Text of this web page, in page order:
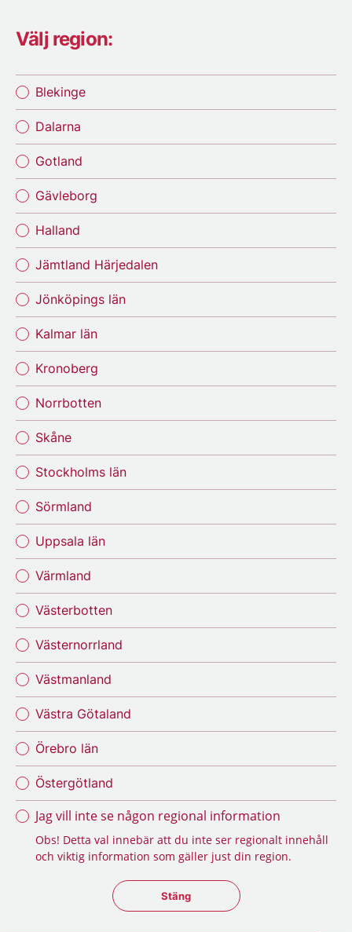
Välj region:
Blekinge
Dalarna
Gotland
Gävleborg
Halland
Jämtland Härjedalen
Jönköpings län
Kalmar län
Kronoberg
Norrbotten
Skåne
Stockholms län
Sörmland
Uppsala län
Värmland
Västerbotten
Västernorrland
Västmanland
Västra Götaland
Örebro län
Östergötland
Jag vill inte se någon regional information
Obs! Detta val innebär att du inte ser regionalt innehåll
och viktig information som gäller just din region.
Stäng regionsväljaren
Stäng